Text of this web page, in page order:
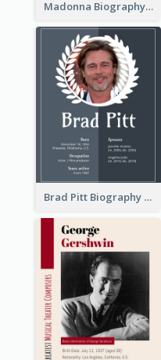
Madonna Biography
Brad Pitt Biography